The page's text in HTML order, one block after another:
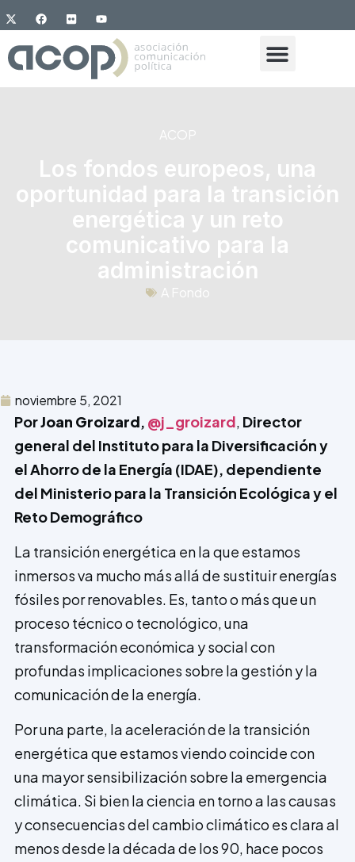
ACOP
Los fondos europeos, una
oportunidad para la transición
energética y un reto
comunicativo para la
administración
A Fondo
noviembre 5, 2021
PorJoan Groizard, @j_groizard, Director
general del Instituto para la Diversificación y
el Ahorro de la Energía (IDAE), dependiente
del Ministerio para la Transición Ecológica y el
Reto Demográfico
La transición energética en la que estamos
inmersos va mucho más allá de sustituir energías
fósiles por renovables. Es, tanto o más que un
proceso técnico o tecnológico, una
transformación económica y social con
profundas implicaciones sobre la gestión y la
comunicación de la energía.
Por una parte, la aceleración de la transición
energética que estamos viendo coincide con
una mayor sensibilización sobre la emergencia
climática. Si bien la ciencia en torno a las causas
y consecuencias del cambio climático es clara al
menos desde la década de los 90, hace pocos